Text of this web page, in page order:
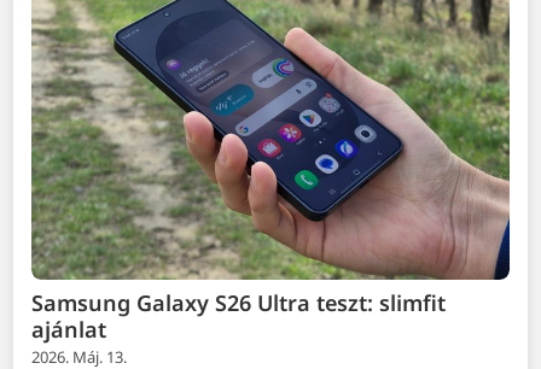
Samsung Galaxy S26 Ultra teszt: slimfit
ajánlat
2026. Máj. 13.